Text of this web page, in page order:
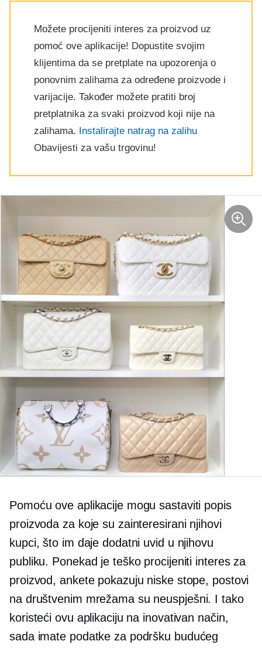
Možete procijeniti interes za proizvod uz
pomoć ove aplikacije! Dopustite svojim
klijentima da se pretplate na upozorenja o
ponovnim zalihama za određene proizvode i
varijacije. Također možete pratiti broj
pretplatnika za svaki proizvod koji nije na
zalihama.
Instalirajte natrag na zalihu
Obavijesti za vašu trgovinu!
Pomoću ove aplikacije mogu sastaviti popis
proizvoda za koje su zainteresirani njihovi
kupci, što im daje dodatni uvid u njihovu
publiku. Ponekad je teško procijeniti interes za
proizvod, ankete pokazuju niske stope, postovi
na društvenim mrežama su neuspješni. I tako
koristeći ovu aplikaciju na inovativan način,
sada imate podatke za podršku budućeg